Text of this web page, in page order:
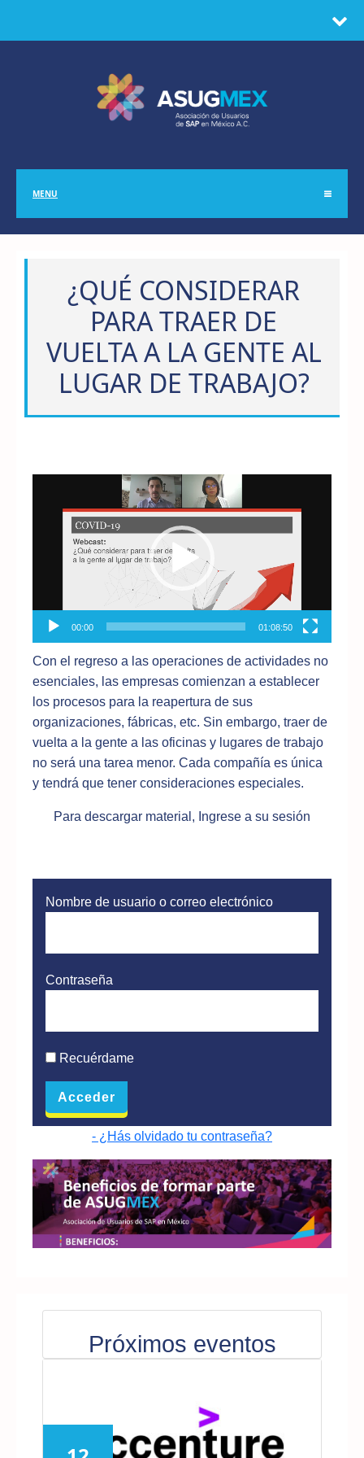
MENU
¿QUÉ CONSIDERAR
PARA TRAER DE
VUELTA A LA GENTE AL
LUGAR DE TRABAJO?
00:00 01:08:50
Con el regreso a las operaciones de actividades no
esenciales, las empresas comienzan a establecer
los procesos para la reapertura de sus
organizaciones, fábricas, etc. Sin embargo, traer de
vuelta a la gente a las oficinas y lugares de trabajo
no será una tarea menor. Cada compañía es única
y tendrá que tener consideraciones especiales.
Para descargar material, Ingrese a su sesión
Nombre de usuario o correo electrónico
Contraseña
Recuérdame
- ¿Hás olvidado tu contraseña?
Próximos eventos